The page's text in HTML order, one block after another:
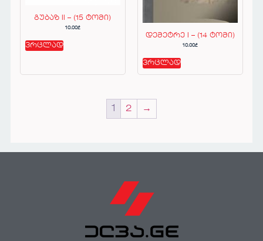
გუბაზ II – (15 ტომი)
10.00₾
ვრცლად
დემეტრე I – (14 ტომი)
10.00₾
ვრცლად
1 2 →